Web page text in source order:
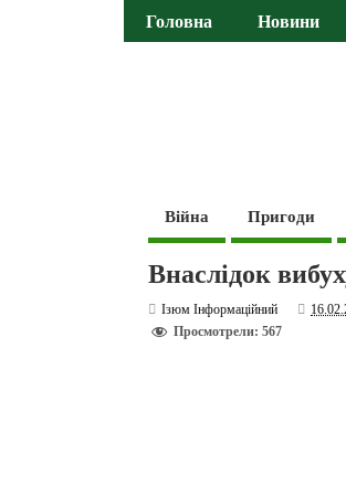
Головна Новини
Війна Пригоди
Внаслідок
Ізюм Інформаційний
Просмотрели: 567